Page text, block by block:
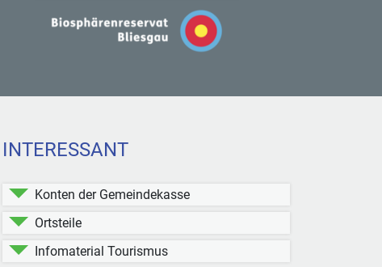
INTERESSANT
Konten der Gemeindekasse
Ortsteile
Infomaterial Tourismus